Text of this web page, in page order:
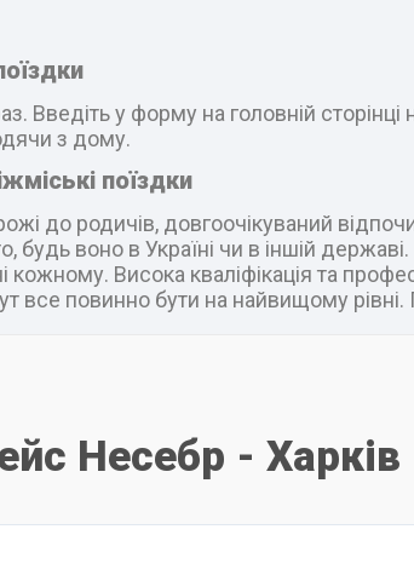
у форму на головній сторінці
з дому.
поїздки
до родичів, довгоочікуваний
будь воно в Україні чи в іншій
Висока кваліфікація та
все повинно бути на найвищому
Несебр - Харків